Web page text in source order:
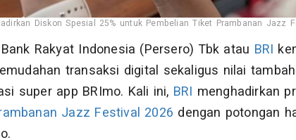
Diskon Spesial 25% untuk Pembelian Tiket Prambanan Jazz
Rakyat Indonesia (Persero) Tbk atau BRI
transaksi digital sekaligus nilai
super app BRImo. Kali ini, BRI menghadirkan
Jazz Festival 2026 dengan potongan